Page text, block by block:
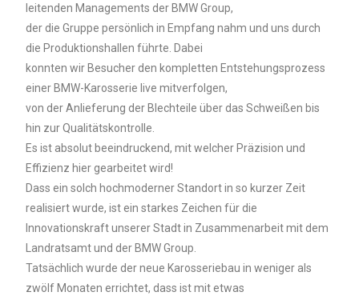
leitenden Managements der BMW Group,
der die Gruppe persönlich in Empfang nahm und uns durch
die Produktionshallen führte. Dabei
konnten wir Besucher den kompletten Entstehungsprozess
einer BMW-Karosserie live mitverfolgen,
von der Anlieferung der Blechteile über das Schweißen bis
hin zur Qualitätskontrolle.
Es ist absolut beeindruckend, mit welcher Präzision und
Effizienz hier gearbeitet wird!
Dass ein solch hochmoderner Standort in so kurzer Zeit
realisiert wurde, ist ein starkes Zeichen für die
Innovationskraft unserer Stadt in Zusammenarbeit mit dem
Landratsamt und der BMW Group.
Tatsächlich wurde der neue Karosseriebau in weniger als
zwölf Monaten errichtet, dass ist mit etwas